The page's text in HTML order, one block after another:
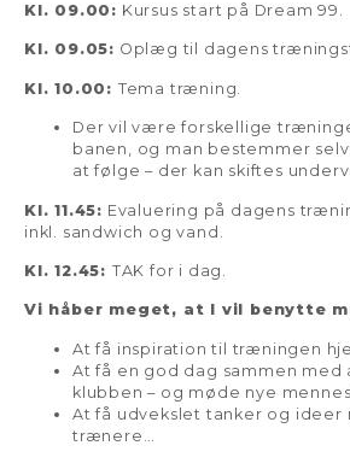
Kl. 09.00: Kursus start på Dream 99.
Kl. 09.05: Oplæg til dagens
Kl. 10.00: Tema træning.
Der vil være forskellige
banen, og man bestemmer
at følge – der kan skiftes
Kl. 11.45: Evaluering på dagens
inkl. sandwich og vand.
Kl. 12.45: TAK for i dag.
Vi håber meget, at I vil benytte
At få inspiration til træningen
At få en god dag sammen
klubben – og møde nye
At få udvekslet tanker og ideer
trænere…